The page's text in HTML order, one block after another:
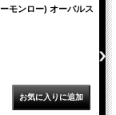
モンロー) オーバルス